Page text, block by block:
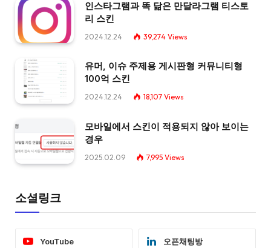
인스타그램과 똑 닮은 만달라그램 티스토
리 스킨
2024.12.24 39,274 Views
유머, 이슈 주제용 게시판형 커뮤니티형
100억 스킨
2024.12.24 18,107 Views
모바일에서 스킨이 적용되지 않아 보이는
경우
2025.02.09 7,995 Views
소셜링크
YouTube 오픈채팅방